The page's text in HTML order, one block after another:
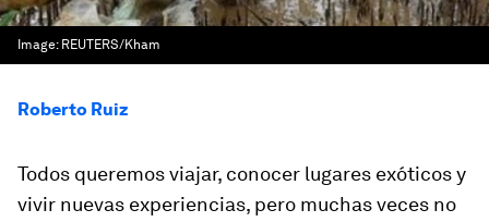
Image: REUTERS/Kham
Roberto Ruiz
Todos queremos viajar, conocer lugares exóticos y
vivir nuevas experiencias, pero muchas veces no